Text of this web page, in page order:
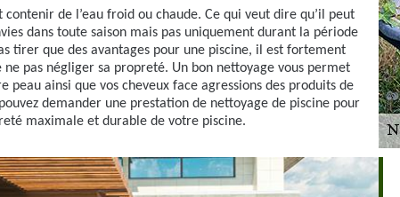
contenir de l’eau froid ou chaude. Ce qui veut dire qu’il peut
dans toute saison mais pas uniquement durant la période
tirer que des avantages pour une piscine, il est fortement
ne pas négliger sa propreté. Un bon nettoyage vous permet
peau ainsi que vos cheveux face agressions des produits de
demander une prestation de nettoyage de piscine pour
maximale et durable de votre piscine.